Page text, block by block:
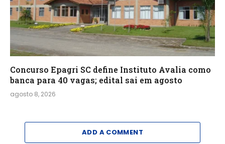
Concurso Epagri SC define Instituto Avalia como
banca para 40 vagas; edital sai em agosto
agosto 8, 2026
ADD A COMMENT